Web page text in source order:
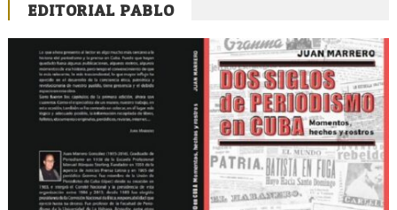
EDITORIAL PABLO